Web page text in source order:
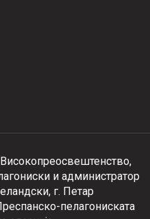
и администратор
г. Петар
пелагониската